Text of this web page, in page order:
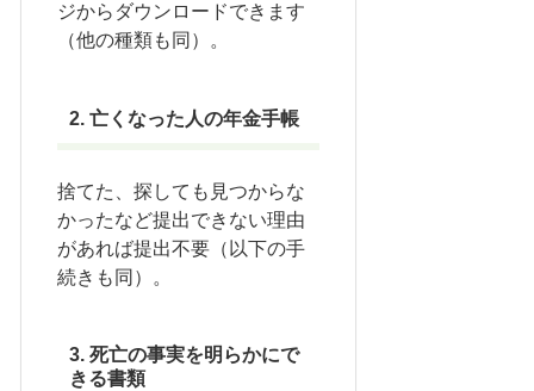
ジからダウンロードできます
（他の種類も同）。
2. 亡くなった人の年金手帳
捨てた、探しても見つからな
かったなど提出できない理由
があれば提出不要（以下の手
続きも同）。
3. 死亡の事実を明らかにで
きる書類